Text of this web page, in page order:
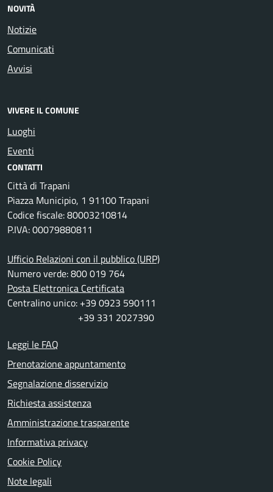
NOVITÀ
Notizie
Comunicati
Avvisi
VIVERE IL COMUNE
Luoghi
Eventi
CONTATTI
Città di Trapani
Piazza Municipio, 1 91100 Trapani
Codice fiscale: 80003210814
P.IVA: 00079880811
Ufficio Relazioni con il pubblico (URP)
Numero verde: 800 019 764
Posta Elettronica Certificata
Centralino unico: +39 0923 590111
+39 331 2027390
Leggi le FAQ
Prenotazione appuntamento
Segnalazione disservizio
Richiesta assistenza
Amministrazione trasparente
Informativa privacy
Cookie Policy
Note legali